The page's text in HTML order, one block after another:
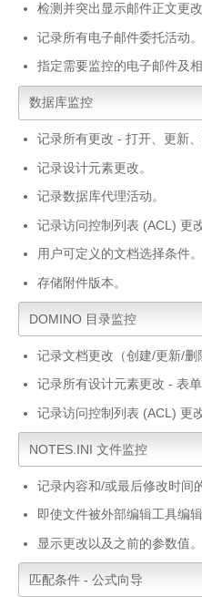
检测并突出显示邮件正文更
记录所有电子邮件委托活动。
指定需要监控的电子邮件及相
数据库监控
记录所有更改 - 打开、更新、
记录设计元素更改。
记录数据库代理活动。
记录访问控制列表 (ACL) 更改
用户可定义的文档选择条件。
存储附件版本。
DOMINO 目录监控
记录文档更改（创建/更新/删
记录所有设计元素更改 - 表单
记录访问控制列表 (ACL) 更改
NOTES.INI 文件监控
记录内容和/或最后修改时间
即使文件被外部编辑工具编
显示更改以及之前的参数值。
匹配条件 - 公式向导